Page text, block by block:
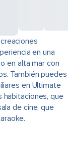
en una
en alta mar con
También puedes
en Ultimate
habitaciones, que
de cine, que